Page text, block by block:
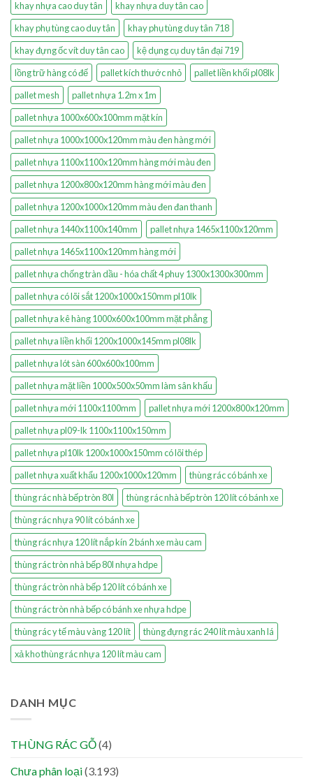
khay nhựa cao duy tân
khay nhựa duy tân cao
khay phụ tùng cao duy tân
khay phụ tùng duy tân 718
khay đựng ốc vít duy tân cao
kệ dụng cụ duy tân đại 719
lồng trữ hàng có đế
pallet kích thước nhỏ
pallet liền khối pl08lk
pallet mesh
pallet nhựa 1.2m x 1m
pallet nhựa 1000x600x100mm mặt kín
pallet nhựa 1000x1000x120mm màu đen hàng mới
pallet nhựa 1100x1100x120mm hàng mới màu đen
pallet nhựa 1200x800x120mm hàng mới màu đen
pallet nhựa 1200x1000x120mm màu đen đan thanh
pallet nhựa 1440x1100x140mm
pallet nhựa 1465x1100x120mm
pallet nhựa 1465x1100x120mm hàng mới
pallet nhựa chống tràn dầu - hóa chất 4 phuy 1300x1300x300mm
pallet nhựa có lõi sắt 1200x1000x150mm pl10lk
pallet nhựa kê hàng 1000x600x100mm mặt phẳng
pallet nhựa liền khối 1200x1000x145mm pl08lk
pallet nhựa lót sàn 600x600x100mm
pallet nhựa mặt liền 1000x500x50mm làm sân khấu
pallet nhựa mới 1100x1100mm
pallet nhựa mới 1200x800x120mm
pallet nhựa pl09-lk 1100x1100x150mm
pallet nhựa pl10lk 1200x1000x150mm có lõi thép
pallet nhựa xuất khẩu 1200x1000x120mm
thùng rác có bánh xe
thùng rác nhà bếp tròn 80l
thùng rác nhà bếp tròn 120 lít có bánh xe
thùng rác nhựa 90 lít có bánh xe
thùng rác nhựa 120 lít nắp kín 2 bánh xe màu cam
thùng rác tròn nhà bếp 80l nhựa hdpe
thùng rác tròn nhà bếp 120 lít có bánh xe
thùng rác tròn nhà bếp có bánh xe nhựa hdpe
thùng rác y tế màu vàng 120 lít
thùng đựng rác 240 lít màu xanh lá
xả kho thùng rác nhựa 120 lít màu cam
DANH MỤC
THÙNG RÁC GỖ(4)
Chưa phân loại(3.193)